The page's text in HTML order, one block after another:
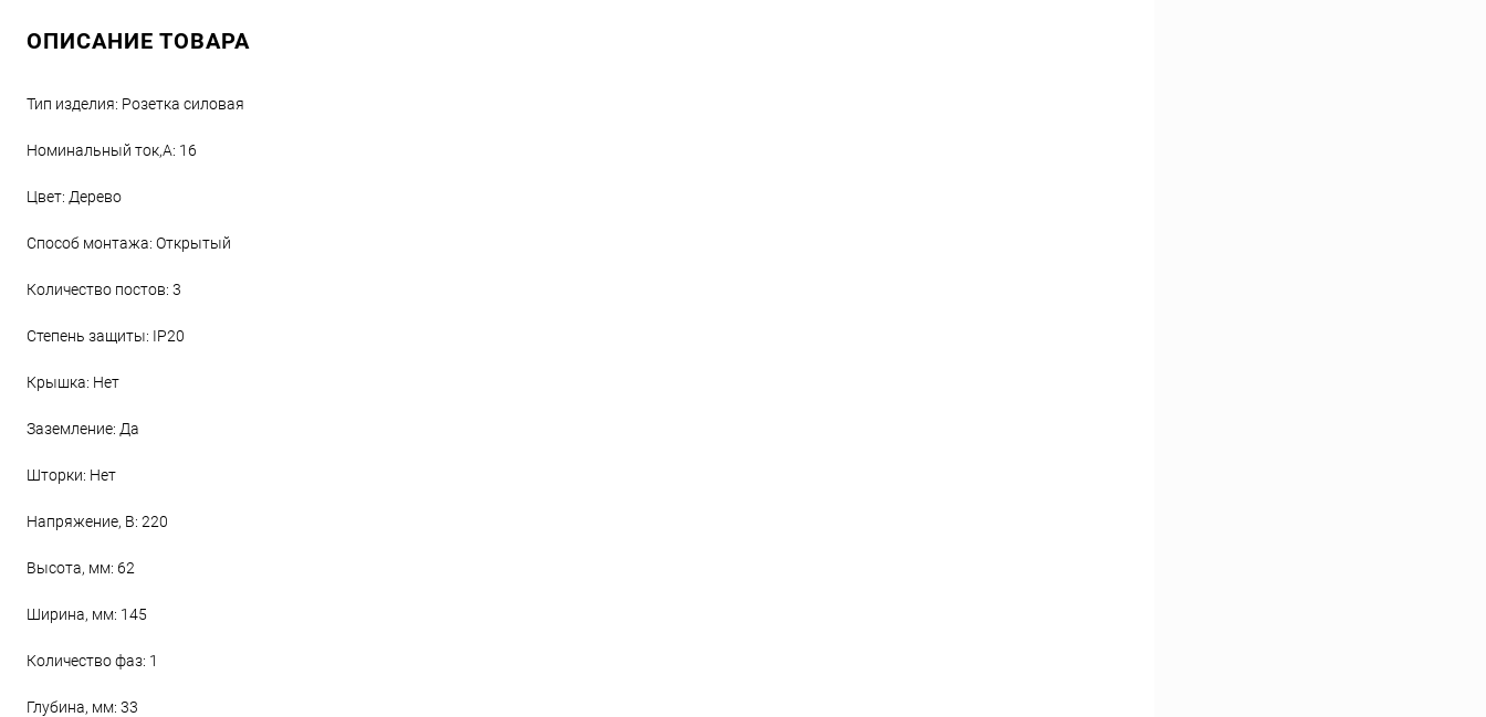
ОПИСАНИЕ ТОВАРА
Тип изделия: Розетка силовая
Номинальный ток,А: 16
Цвет: Дерево
Способ монтажа: Открытый
Количество постов: 3
Степень защиты: IP20
Крышка: Нет
Заземление: Да
Шторки: Нет
Напряжение, В: 220
Высота, мм: 62
Ширина, мм: 145
Количество фаз: 1
Глубина, мм: 33